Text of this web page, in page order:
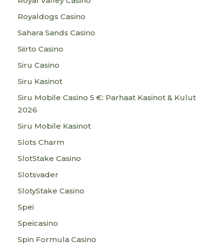
Royaldogs Casino
Sahara Sands Casino
Siirto Casino
Siru Casino
Siru Kasinot
Siru Mobile Casino 5 €: Parhaat Kasinot & Kulut
2026
Siru Mobile Kasinot
Slots Charm
SlotStake Casino
Slotsvader
SlotyStake Casino
Spei
Speicasino
Spin Formula Casino